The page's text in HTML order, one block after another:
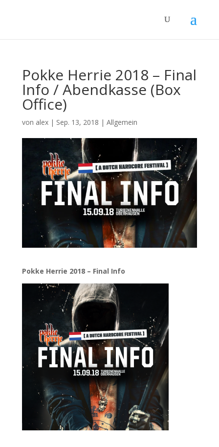
Pokke Herrie 2018 – Final
Info / Abendkasse (Box
Office)
von alex| Sep. 13, 2018 | Allgemein
Pokke Herrie 2018 – Final Info